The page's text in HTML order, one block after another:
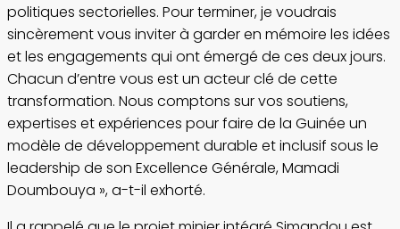
politiques sectorielles. Pour terminer, je voudrais
sincèrement vous inviter à garder en mémoire les idées
et les engagements qui ont émergé de ces deux jours.
Chacun d’entre vous est un acteur clé de cette
transformation. Nous comptons sur vos soutiens,
expertises et expériences pour faire de la Guinée un
modèle de développement durable et inclusif sous le
leadership de son Excellence Générale, Mamadi
Doumbouya », a-t-il exhorté.